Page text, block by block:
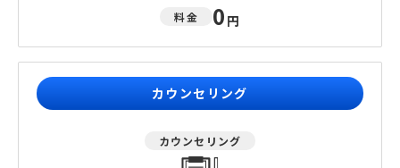
料金 0 円
カウンセリング
カウンセリング